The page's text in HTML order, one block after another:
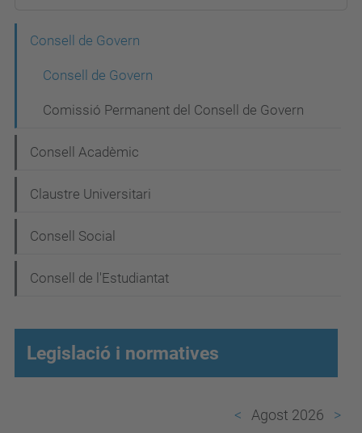
e
a
c
ó
Consell de Govern
Consell de Govern
Comissió Permanent del Consell de Govern
Consell Acadèmic
Claustre Universitari
Consell Social
Consell de l'Estudiantat
Legislació i normatives
Agost 2026